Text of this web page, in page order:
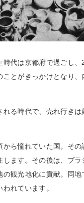
代は京都府で過ごし
とがきっかけとなり
る時代で、売れ行き
ら憧れていた国。そ
ます。その後は、ブ
観光地化に貢献。同
れています。